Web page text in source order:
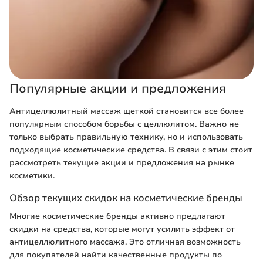
Популярные акции и предложения
Антицеллюлитный массаж щеткой становится все более
популярным способом борьбы с целлюлитом. Важно не
только выбрать правильную технику, но и использовать
подходящие косметические средства. В связи с этим стоит
рассмотреть текущие акции и предложения на рынке
косметики.
Обзор текущих скидок на косметические бренды
Многие косметические бренды активно предлагают
скидки на средства, которые могут усилить эффект от
антицеллюлитного массажа. Это отличная возможность
для покупателей найти качественные продукты по